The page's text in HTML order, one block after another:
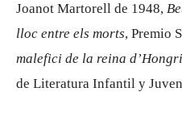
Joanot Martorell de 1948,
lloc entre els morts, Premio
malefici de la reina
de Literatura Infantil y